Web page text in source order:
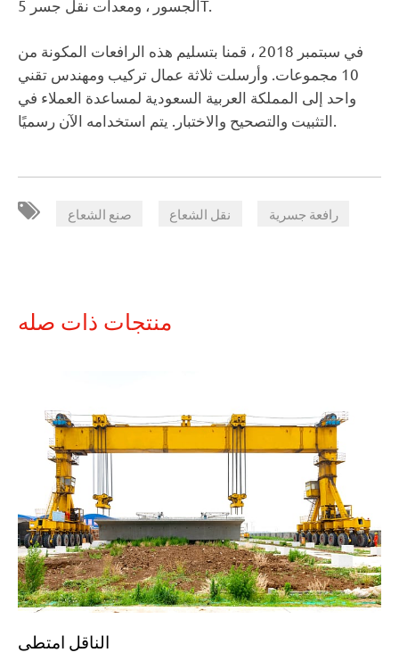
الجسور ، ومعدات نقل جسر 5T.
في سبتمبر 2018 ، قمنا بتسليم هذه الرافعات المكونة من
10 مجموعات. وأرسلت ثلاثة عمال تركيب ومهندس تقني
واحد إلى المملكة العربية السعودية لمساعدة العملاء في
صنع الشعاع نقل الشعاع رافعة جسرية
منتجات ذات صله
الناقل امتطى